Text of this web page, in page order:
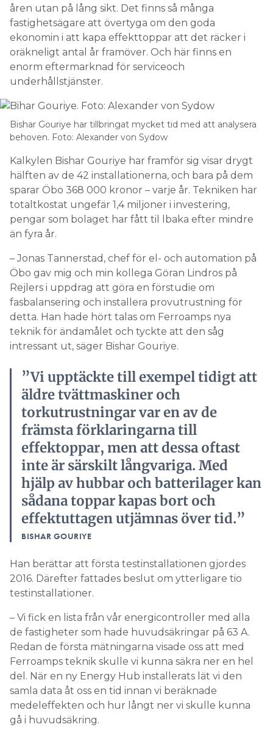
åren utan på lång sikt. Det finns så många
fastighetsägare att övertyga om den goda
ekonomin i att kapa effekttoppar att det räcker i
oräkneligt antal år framöver. Och här finns en
enorm eftermarknad för serviceoch
underhållstjänster.
Bishar Gouriye har tillbringat mycket tid med att analysera
behoven. Foto: Alexander von Sydow
Kalkylen Bishar Gouriye har framför sig ­visar drygt
hälften av de 42 installationerna, och bara på dem
sparar Öbo 368 000 kronor – varje år. Tekniken har
totaltkostat ungefär 1,4 miljoner i investering,
pengar som bolaget har fått til lbaka efter mindre
än fyra år.
– Jonas Tannerstad, chef för el- och automation på
Öbo gav mig och min kollega ­­Göran Lindros på
Rejlers i uppdrag att göra en förstudie om
fasbalansering och installera provutrustning för
detta. Han hade hört talas om Ferroamps nya
teknik för ändamålet och tyckte att den såg
intressant ut, säger Bishar Gouriye.
”Vi upptäckte till exempel tidigt att
äldre tvättmaskiner och
torkutrustningar var en av de
främsta förklaringarna till
effektoppar, men att dessa oftast
inte är särskilt långvariga. Med
hjälp av hubbar och batterilager kan
sådana toppar kapas bort och
effektuttagen utjämnas över tid.”
BISHAR GOURIYE
Han berättar att första testinstallationen gjordes
2016. ­Därefter ­fattades beslut om ytterligare tio
testinstallationer.
– Vi fick en lista från vår energicontroller med alla
de fastigheter som hade huvudsäkringar på 63 A.
Redan de första mätningarna visade oss att med
Ferroamps teknik skulle vi kunna säkra ner en hel
del. När en ny Energy Hub installerats lät vi den
samla data åt oss en tid innan vi beräknade
medeleffekten och hur långt ner vi skulle kunna
gå i huvudsäkring.